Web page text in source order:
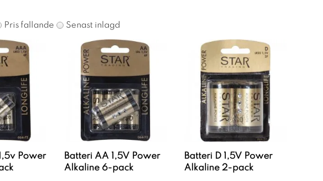
Pris fallande Senast inlagd
Power
Batteri AA 1,5V Power
Alkaline 6-pack
Batteri D 1,5V Power
Alkaline 2-pack